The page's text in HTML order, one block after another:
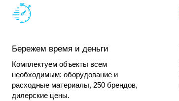
Бережем время и деньги
Комплектуем объекты всем
необходимым: оборудование и
расходные материалы, 250 брендов,
дилерские цены.